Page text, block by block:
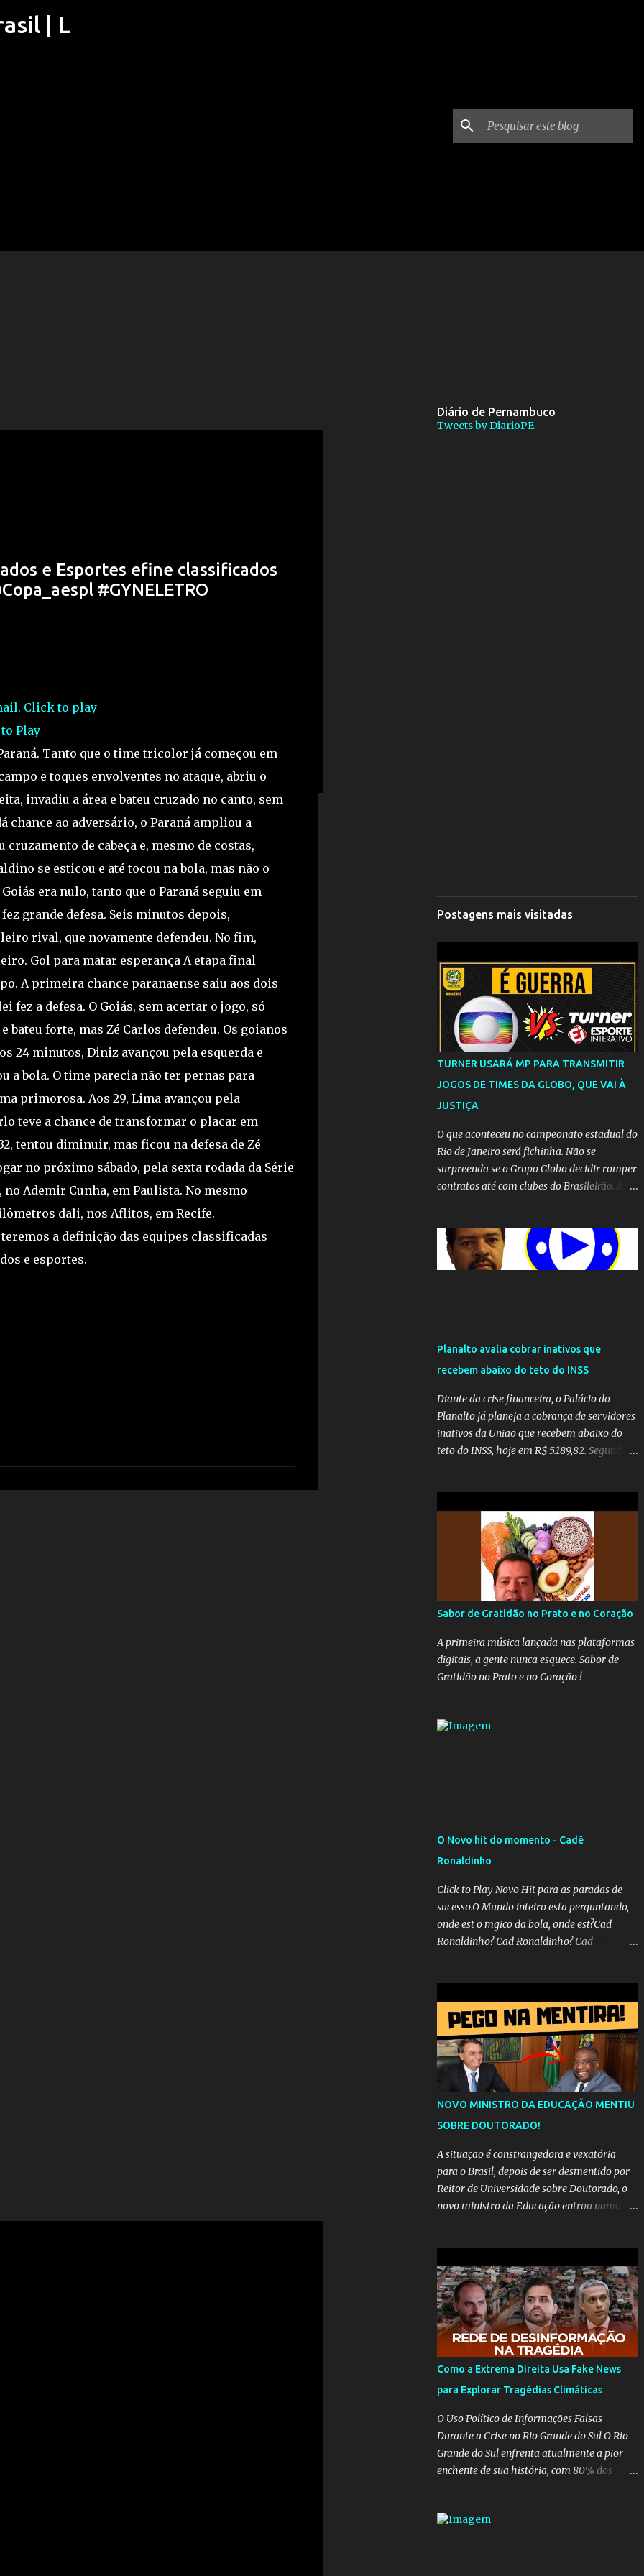
| L
e Esportes efine classificados
#GYNELETRO
Play
Tanto que o time tricolor já começou em
e toques envolventes no ataque, abriu o
invadiu a área e bateu cruzado no canto, sem
chance ao adversário, o Paraná ampliou a
de cabeça e, mesmo de costas,
se esticou e até tocou na bola, mas não o
era nulo, tanto que o Paraná seguiu em
grande defesa. Seis minutos depois,
rival, que novamente defendeu. No fim,
Gol para matar esperança A etapa final
A primeira chance paranaense saiu aos dois
a defesa. O Goiás, sem acertar o jogo, só
bateu forte, mas Zé Carlos defendeu. Os goianos
24 minutos, Diniz avançou pela esquerda e
a bola. O time parecia não ter pernas para
primorosa. Aos 29, Lima avançou pela
teve a chance de transformar o placar em
tentou diminuir, mas ficou na defesa de Zé
no próximo sábado, pela sexta rodada da Série
Ademir Cunha, em Paulista. No mesmo
dali, nos Aflitos, em Recife.
teremos a definição das equipes classificadas
e esportes.
Diário de Pernambuco
Tweets by DiarioPE
Postagens mais visitadas
TURNER USARÁ MP PARA TRANSMITIR
JOGOS DE TIMES DA GLOBO, QUE VAI À
JUSTIÇA
O que aconteceu no campeonato estadual do
Rio de Janeiro será fichinha. Não se
surpreenda se o Grupo Globo decidir romper
contratos até com clubes do Brasileirão. Mas
seu monopólio.
Planalto avalia cobrar inativos que
recebem abaixo do teto do INSS
Diante da crise financeira, o Palácio do
Planalto já planeja a cobrança de servidores
inativos da União que recebem abaixo do
teto do INSS, hoje em R$ 5.189,82. Segundo
Atualmente, os inativos da União recolhem
11% sobre o que vai além do teto do INSS. A
ideia é aumentar o percentual de
recolhimento para 14%. De acordo com a
publicação, a reforma da Previdência Social
também está sendo analisada pelos
governadores, que querem subir a taxa de
recolhimento. Nesse caso, seriam atingidos
os inativos da União e dos estados.
Atualmente, o teto do INSS é de R$ 5.189,82
Sabor de Gratidão no Prato e no Coração
A primeira música lançada nas plataformas
digitais, a gente nunca esquece. Sabor de
Gratidão no Prato e no Coração !
O Novo hit do momento - Cadê
Ronaldinho
Click to Play Novo Hit para as paradas de
sucesso.O Mundo inteiro esta perguntando,
onde est o mgico da bola, onde est?Cad
Ronaldinho? Cad Ronaldinho? Cad
NOVO MINISTRO DA EDUCAÇÃO MENTIU
SOBRE DOUTORADO!
A situação é constrangedora e vexatória
para o Brasil, depois de ser desmentido por
Reitor de Universidade sobre Doutorado, o
novo ministro da Educação entrou numa
muito preocupante. Como confiar em
alguém que mente sobre o próprio
currículo? O ministério da Educação é um
dos mais importantes do governo, em um
ano e meio vai ter o seu terceiro ministro no
comando, depois da insensatez de Vélez e as
que a ala influenciada por Olavo de
Carvalho tinha perdido força na gestão...
Mas as mentiras de Carlos Alberto Decotelli
podem trazer mais problemas do que
soluções a Educação brasileira, afinal de
esta querendo auferir vantagens pessoais
Como a Extrema Direita Usa Fake News
para Explorar Tragédias Climáticas
O Uso Político de Informações Falsas
Durante a Crise no Rio Grande do Sul O Rio
Grande do Sul enfrenta atualmente a pior
enchente de sua história, com 80% dos
muitos se mobilizam para realizar resgates